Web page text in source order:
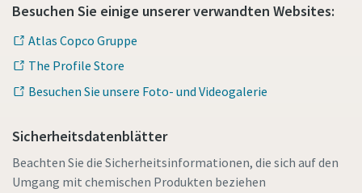
Besuchen Sie einige unserer verwandten Websites:
Atlas Copco Gruppe
The Profile Store
Besuchen Sie unsere Foto- und Videogalerie
Sicherheitsdatenblätter
Beachten Sie die Sicherheitsinformationen, die sich auf den
Umgang mit chemischen Produkten beziehen